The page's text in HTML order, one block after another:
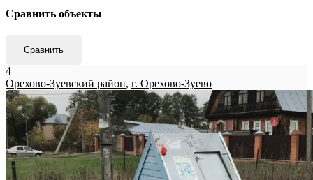
Сравнить объекты
Сравнить
4
Орехово-Зуевский район, г. Орехово-Зуево